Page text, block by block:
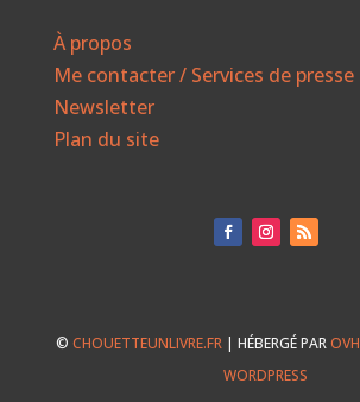
À propos
Me contacter / Services de presse
Newsletter
Plan du site
©CHOUETTEUNLIVRE.FR | HÉBERGÉ PAROVH
WORDPRESS